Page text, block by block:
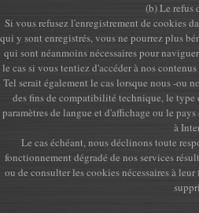
(b) Le refus
Si vous refusez l'enregistrement de cookies
qui y sont enregistrés, vous ne pourrez plus
qui sont néanmoins nécessaires pour
le cas si vous tentiez d'accéder à nos
Tel serait également le cas lorsque nous -ou
des fins de compatibilité technique, le
paramètres de langue et d'affichage ou le
à
Le cas échéant, nous déclinons toute
fonctionnement dégradé de nos services
ou de consulter les cookies nécessaires à